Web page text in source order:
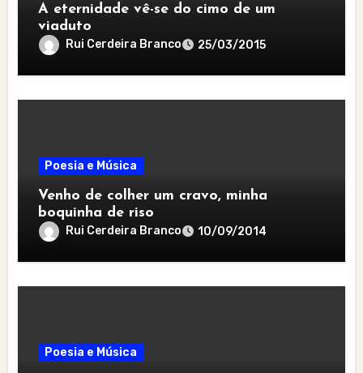
A eternidade vê-se do cimo de um
viaduto
Rui Cerdeira Branco 25/03/2015
Poesia e Música
Venho de colher um cravo, minha
boquinha de riso
Rui Cerdeira Branco 10/09/2014
Poesia e Música